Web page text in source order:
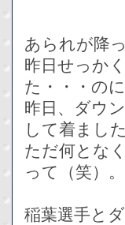
あられが降
昨日せっか
た・・・の
昨日、ダウ
して着まし
ただ何とな
って（笑）。
稲葉選手と